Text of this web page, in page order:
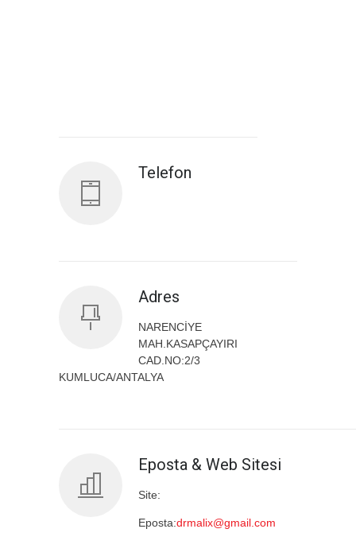
Telefon
Adres
NARENCİYE
MAH.KASAPÇAYIRI
CAD.NO:2/3
KUMLUCA/ANTALYA
Eposta & Web Sitesi
Site:
Eposta:drmalix@gmail.com